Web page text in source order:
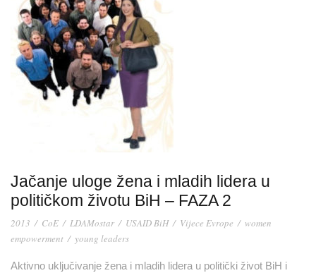
Jačanje uloge žena i mladih lidera u
političkom životu BiH – FAZA 2
2013 / CoE / LDAMostar / USAID BiH / Vijece Evrope / women
empowerment / young leaders
Aktivno uključivanje žena i mladih lidera u politički život BiH i